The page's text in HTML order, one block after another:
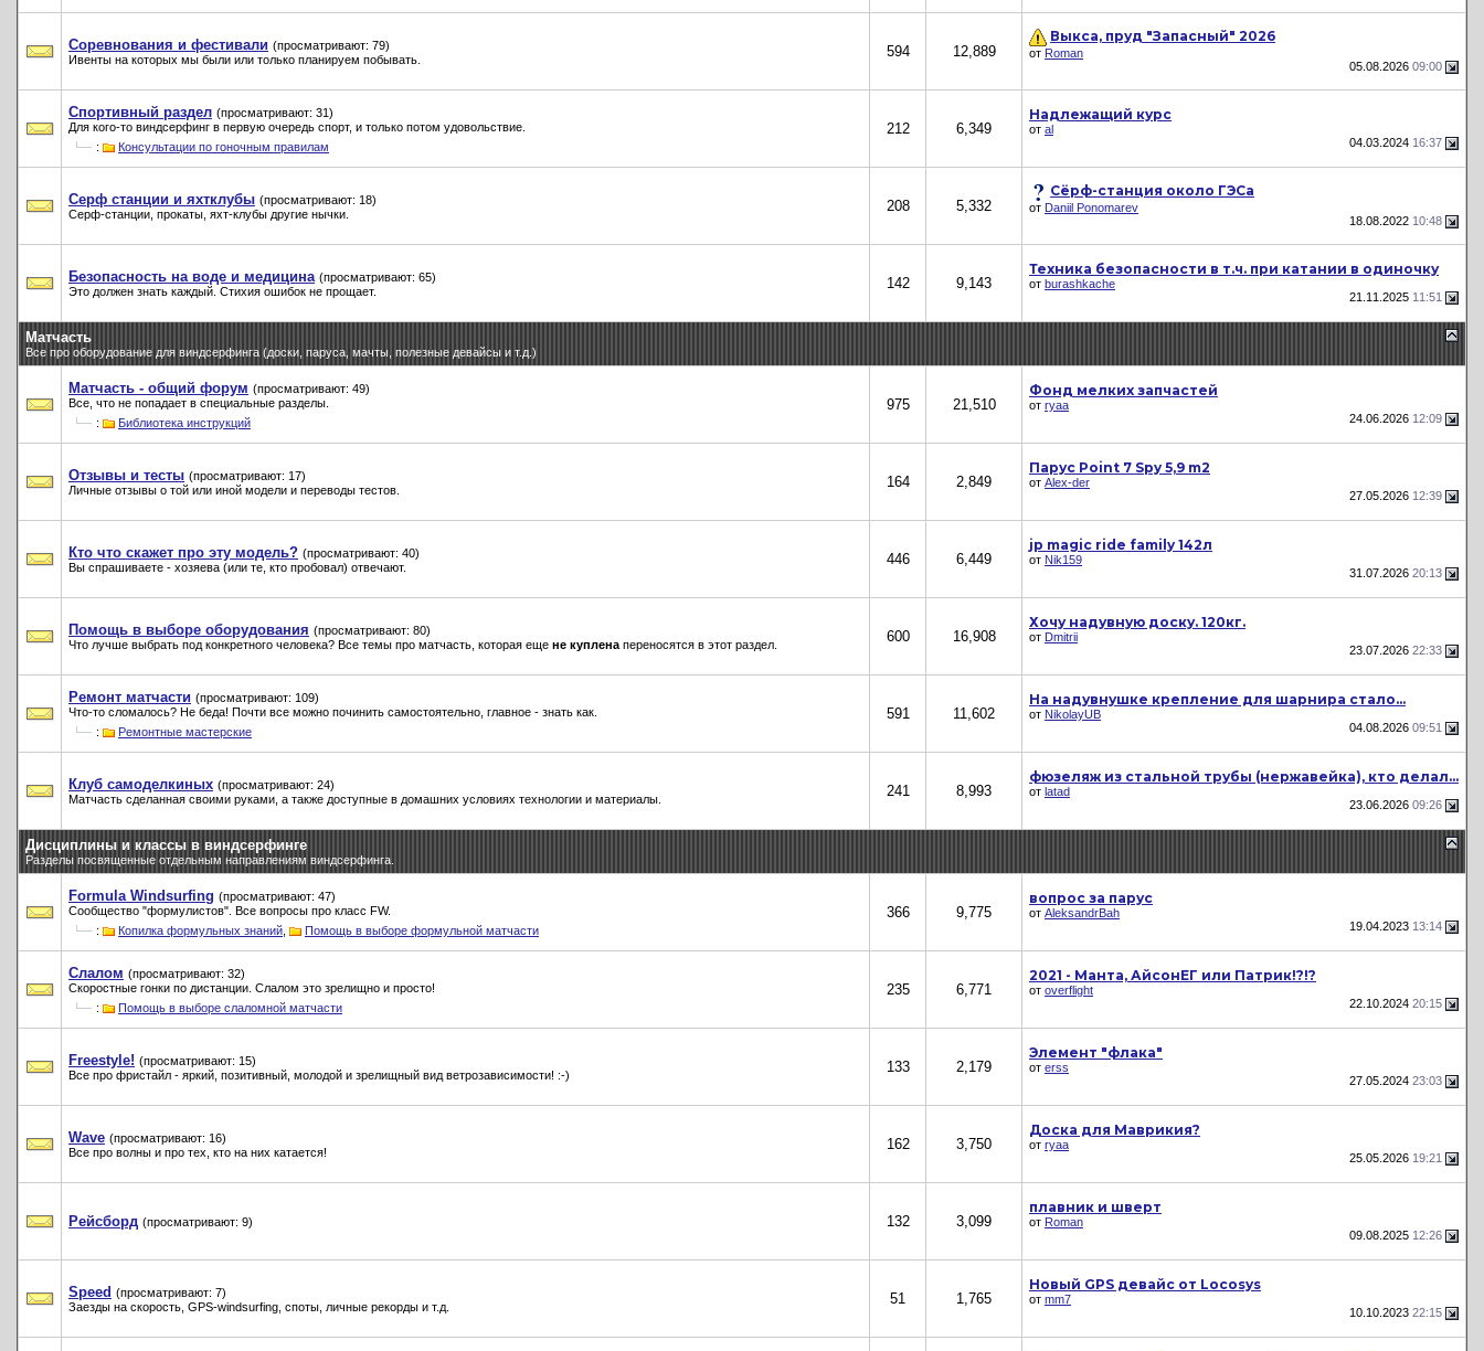
Соревнования и фестивали (просматривают: 79)
Ивенты на которых мы были или только планируем побывать.
594 12,889
Выкса, пруд "Запасный" 2026
от Roman
05.08.2026 09:00
Спортивный раздел (просматривают: 31)
Для кого-то виндсерфинг в первую очередь спорт, и только потом удовольствие.
:
Консультации по гоночным правилам
212 6,349
Надлежащий курс
от al
04.03.2024 16:37
Серф станции и яхтклубы (просматривают: 18)
Серф-станции, прокаты, яхт-клубы другие нычки.
208 5,332
Сёрф-станция около ГЭСа
от Daniil Ponomarev
18.08.2022 10:48
Безопасность на воде и медицина (просматривают: 65)
Это должен знать каждый. Стихия ошибок не прощает.
142 9,143
Техника безопасности в т.ч. при катании в одиночку
от burashkache
21.11.2025 11:51
Матчасть
Все про оборудование для виндсерфинга (доски, паруса, мачты, полезные девайсы и т.д.)
Матчасть - общий форум (просматривают: 49)
Все, что не попадает в специальные разделы.
:
Библиотека инструкций
975 21,510
Фонд мелких запчастей
от ryaa
24.06.2026 12:09
Отзывы и тесты (просматривают: 17)
Личные отзывы о той или иной модели и переводы тестов.
164 2,849
Парус Point 7 Spy 5,9 m2
от Alex-der
27.05.2026 12:39
Кто что скажет про эту модель? (просматривают: 40)
Вы спрашиваете - хозяева (или те, кто пробовал) отвечают.
446 6,449
jp magic ride family 142л
от Nik159
31.07.2026 20:13
Помощь в выборе оборудования (просматривают: 80)
Что лучше выбрать под конкретного человека? Все темы про матчасть, которая еще не куплена переносятся в этот раздел. 600 16,908
Хочу надувную доску. 120кг.
от Dmitrii
23.07.2026 22:33
Ремонт матчасти (просматривают: 109)
Что-то сломалось? Не беда! Почти все можно починить самостоятельно, главное - знать как.
:
Ремонтные мастерские
591 11,602
На надувнушке крепление для шарнира стало...
от NikolayUB
04.08.2026 09:51
Клуб самоделкиных (просматривают: 24)
Матчасть сделанная своими руками, а также доступные в домашних условиях технологии и материалы.
241 8,993
фюзеляж из стальной трубы (нержавейка), кто делал...
от latad
23.06.2026 09:26
Дисциплины и классы в виндсерфинге
Разделы посвященные отдельным направлениям виндсерфинга.
Formula Windsurfing (просматривают: 47)
Сообщество "формулистов". Все вопросы про класс FW.
:
Копилка формульных знаний Помощь в выборе формульной матчасти
366 9,775
вопрос за парус
от AleksandrBah
19.04.2023 13:14
Слалом (просматривают: 32)
Скоростные гонки по дистанции. Слалом это зрелищно и просто!
:
Помощь в выборе слаломной матчасти
235 6,771
2021 - Манта, АйсонЕГ или Патрик!?!?
от overflight
22.10.2024 20:15
Freestyle! (просматривают: 15)
Все про фристайл - яркий, позитивный, молодой и зрелищный вид ветрозависимости! :-)
133 2,179
Элемент "флака"
от erss
27.05.2024 23:03
Wave (просматривают: 16)
Все про волны и про тех, кто на них катается!
162 3,750
Доска для Маврикия?
от ryaa
25.05.2026 19:21
Рейсборд (просматривают: 9) 132 3,099
плавник и шверт
от Roman
09.08.2025 12:26
Speed (просматривают: 7)
Заезды на скорость, GPS-windsurfing, споты, личные рекорды и т.д.
51 1,765
Новый GPS девайс от Locosys
от mm7
10.10.2023 22:15